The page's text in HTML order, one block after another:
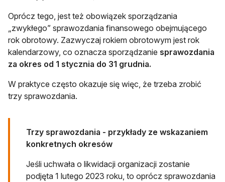
Oprócz tego, jest też obowiązek sporządzania
„zwykłego” sprawozdania finansowego obejmującego
rok obrotowy. Zazwyczaj rokiem obrotowym jest rok
kalendarzowy, co oznacza sporządzanie sprawozdania
za okres od 1 stycznia do 31 grudnia.
W praktyce często okazuje się więc, że trzeba zrobić
trzy sprawozdania.
Trzy sprawozdania - przykłady ze wskazaniem
konkretnych okresów
Jeśli uchwała o likwidacji organizacji zostanie
podjęta 1 lutego 2023 roku, to oprócz sprawozdania